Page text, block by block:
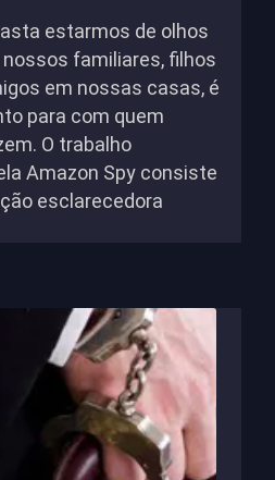
estarmos de olhos
familiares, filhos
em nossas casas, é
para com quem
O trabalho
Amazon Spy consiste
esclarecedora